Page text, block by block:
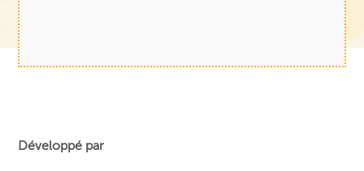
Développé par